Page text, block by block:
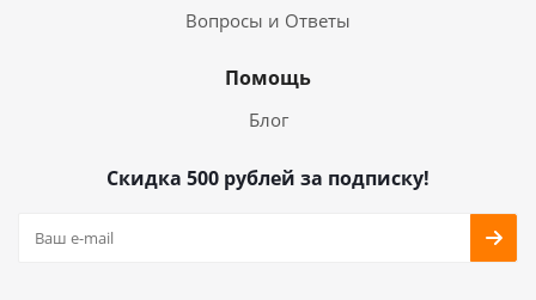
Вопросы и Ответы
Помощь
Блог
Скидка 500 рублей за подписку!